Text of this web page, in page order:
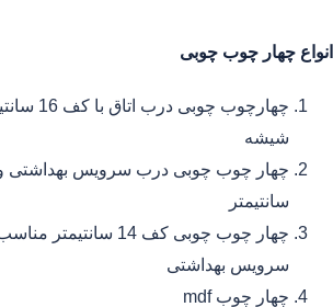
انواع چهار چوب چوبی
چهارچوب
شیشه
سانتیمتر
چهار چوب چوبی کف 14
سرویس بهداشتی
چهار چوب mdf